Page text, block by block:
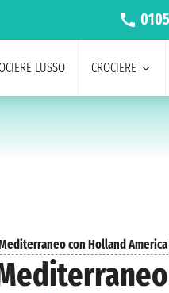
LUSSO CROCIERE
con Holland